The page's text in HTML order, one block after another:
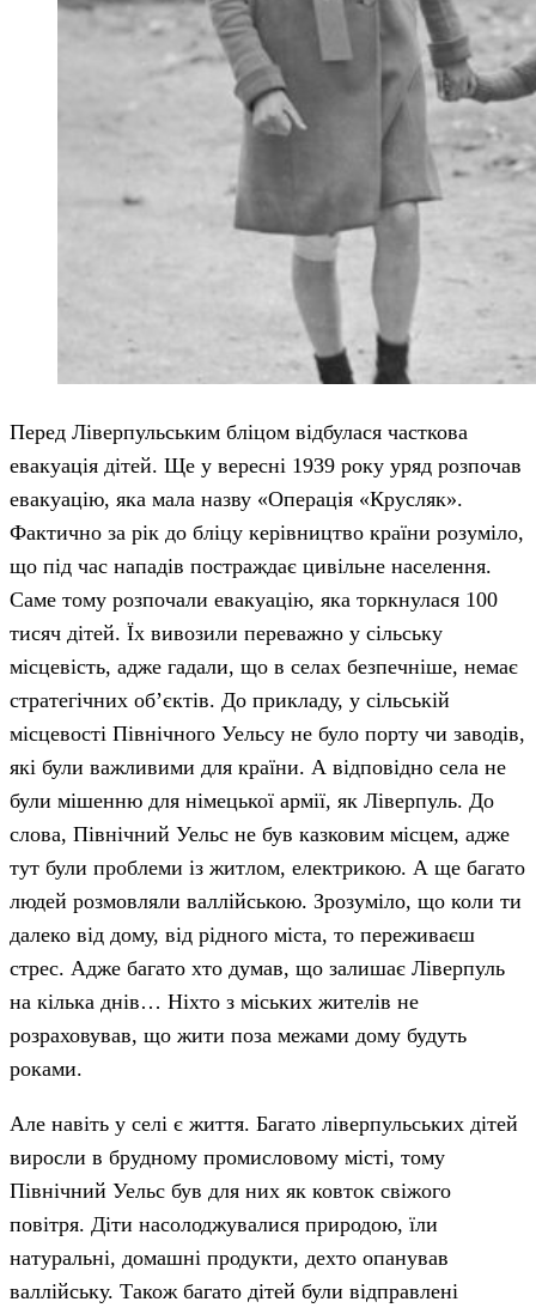
Перед Ліверпульським бліцом відбулася часткова
евакуація дітей. Ще у вересні 1939 року уряд розпочав
евакуацію, яка мала назву «Операція «Крусляк».
Фактично за рік до бліцу керівництво країни розуміло,
що під час нападів постраждає цивільне населення.
Саме тому розпочали евакуацію, яка торкнулася 100
тисяч дітей. Їх вивозили переважно у сільську
місцевість, адже гадали, що в селах безпечніше, немає
стратегічних об’єктів. До прикладу, у сільській
місцевості Північного Уельсу не було порту чи заводів,
які були важливими для країни. А відповідно села не
були мішенню для німецької армії, як Ліверпуль. До
слова, Північний Уельс не був казковим місцем, адже
тут були проблеми із житлом, електрикою. А ще багато
людей розмовляли валлійською. Зрозуміло, що коли ти
далеко від дому, від рідного міста, то переживаєш
стрес. Адже багато хто думав, що залишає Ліверпуль
на кілька днів… Ніхто з міських жителів не
розраховував, що жити поза межами дому будуть
роками.
Але навіть у селі є життя. Багато ліверпульських дітей
виросли в брудному промисловому місті, тому
Північний Уельс був для них як ковток свіжого
повітря. Діти насолоджувалися природою, їли
натуральні, домашні продукти, дехто опанував
валлійську. Також багато дітей були відправлені